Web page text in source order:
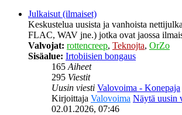
Julkaisut (ilmaiset)
Keskustelua uusista ja vanhoista
FLAC, WAV jne.) jotka ovat jaossa
Valvojat: rottencreep, Teknojta, OrZo
Sisäalue: Irtobiisien bongaus
165Aiheet
295 Viestit
Uusin viesti Valovoima - Konepaja
Kirjoittaja Valovoima Näytä uusin
02.01.2026, 07:46